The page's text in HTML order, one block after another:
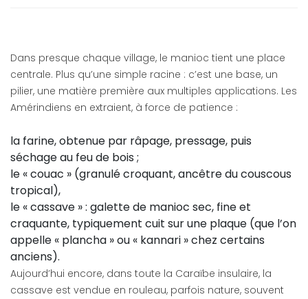
Dans presque chaque village, le manioc tient une place
centrale. Plus qu’une simple racine : c’est une base, un
pilier, une matière première aux multiples applications. Les
Amérindiens en extraient, à force de patience :
la farine, obtenue par râpage, pressage, puis
séchage au feu de bois ;
le « couac » (granulé croquant, ancêtre du couscous
tropical),
le « cassave » : galette de manioc sec, fine et
craquante, typiquement cuit sur une plaque (que l’on
appelle « plancha » ou « kannari » chez certains
anciens).
Aujourd’hui encore, dans toute la Caraïbe insulaire, la
cassave est vendue en rouleau, parfois nature, souvent